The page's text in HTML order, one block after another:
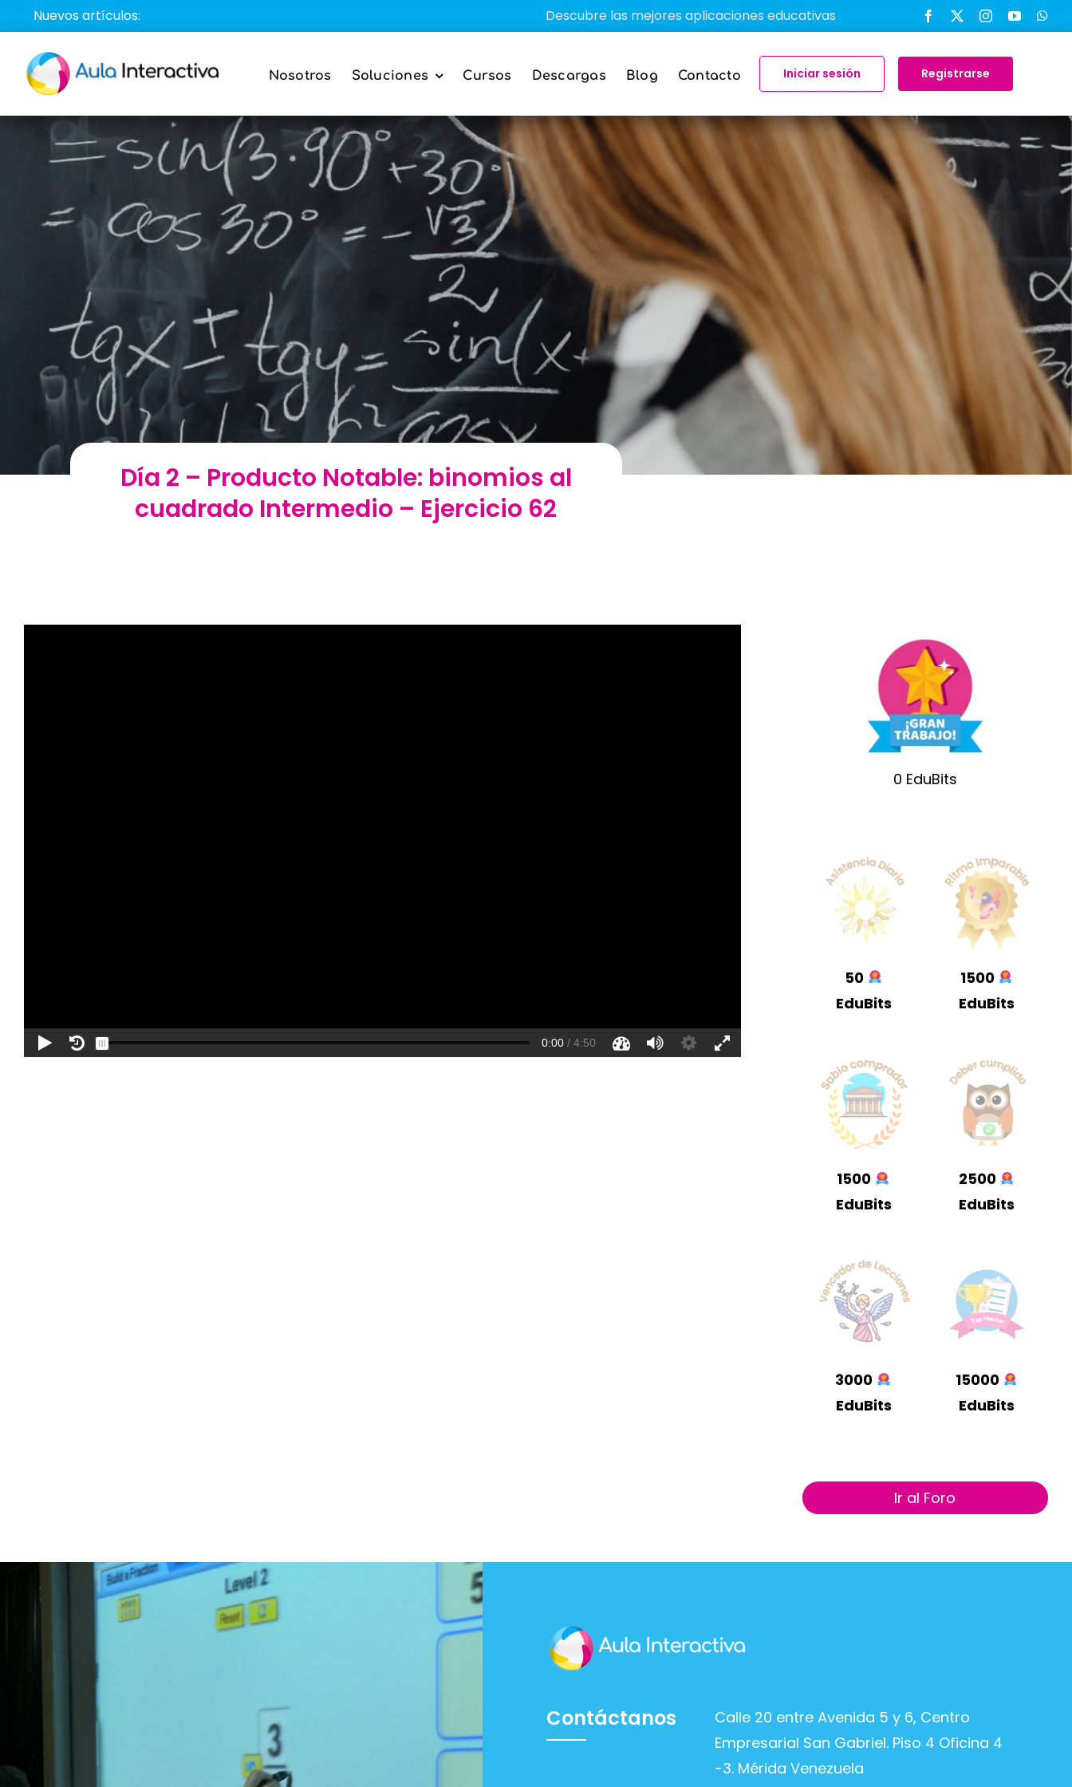
Saltar
al
contenido
Nuevos artículos: Descubre las mejores aplicaciones educativas para transformar el aprendizaje en el aula
Nosotros Soluciones Cursos Descargas Blog Contacto Iniciar sesión Registrarse
Día 2 – Producto Notable: binomios al
cuadrado Intermedio – Ejercicio 62
0 EduBits
50
EduBits
1500
EduBits
1500
EduBits
2500
EduBits
3000
EduBits
15000
EduBits
Ir al Foro
Contáctanos
Calle 20 entre Avenida 5 y 6, Centro
Empresarial San Gabriel. Piso 4 Oficina 4
-3. Mérida Venezuela